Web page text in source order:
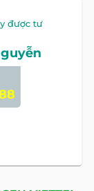
được tư